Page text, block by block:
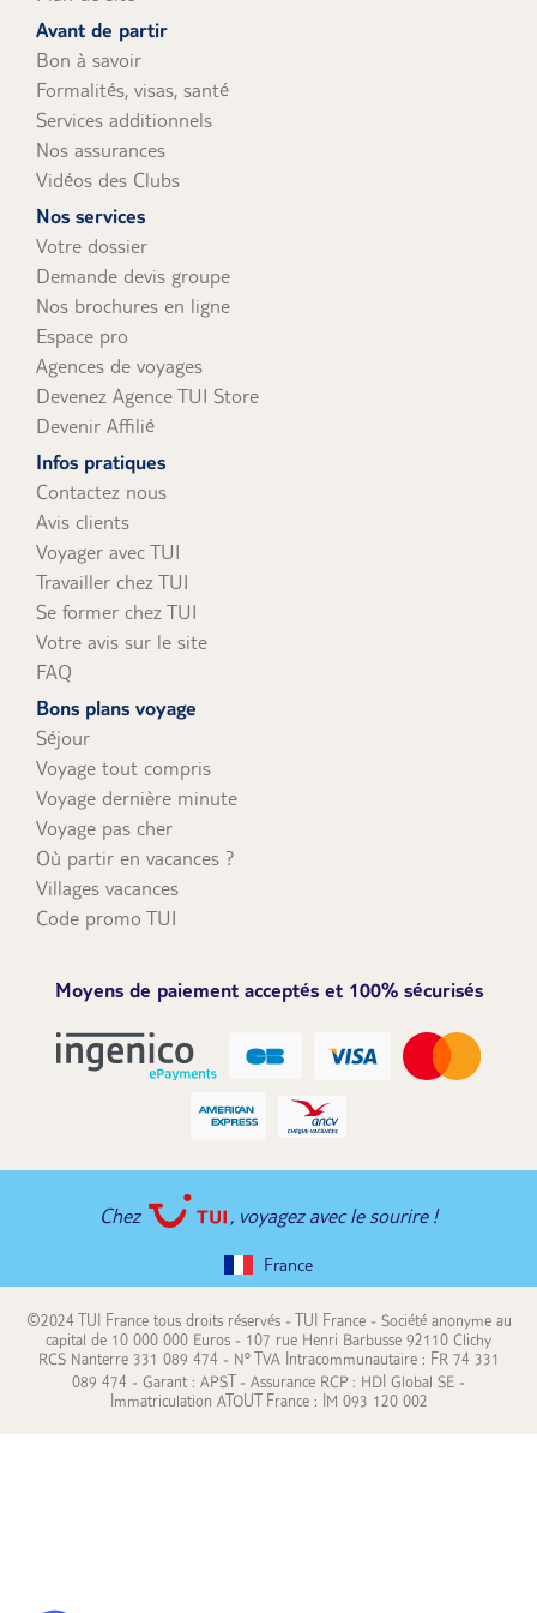
Avant de partir
Bon à savoir
Formalités, visas, santé
Services additionnels
Nos assurances
Vidéos des Clubs
Nos services
Votre dossier
Demande devis groupe
Nos brochures en ligne
Espace pro
Agences de voyages
Devenez Agence TUI Store
Devenir Affilié
Infos pratiques
Contactez nous
Avis clients
Voyager avec TUI
Travailler chez TUI
Se former chez TUI
Votre avis sur le site
FAQ
Bons plans voyage
Séjour
Voyage tout compris
Voyage dernière minute
Voyage pas cher
Où partir en vacances ?
Villages vacances
Code promo TUI
Moyens de paiement acceptés et 100% sécurisés
Chez , voyagez avec le sourire !
France
©2024 TUI France tous droits réservés - TUI France - Société anonyme au
capital de 10 000 000 Euros - 107 rue Henri Barbusse 92110 Clichy
RCS Nanterre 331 089 474 - N° TVA Intracommunautaire : FR 74 331
089 474 - Garant : APST - Assurance RCP : HDI Global SE -
Immatriculation ATOUT France : IM 093 120 002